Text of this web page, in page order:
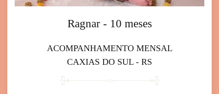
Ragnar - 10 meses
ACOMPANHAMENTO MENSAL
CAXIAS DO SUL - RS